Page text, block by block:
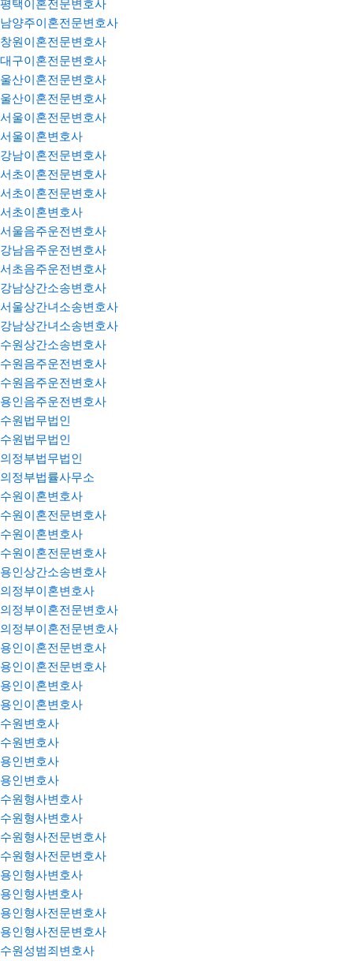
평택이혼전문변호사
남양주이혼전문변호사
창원이혼전문변호사
대구이혼전문변호사
울산이혼전문변호사
울산이혼전문변호사
서울이혼전문변호사
서울이혼변호사
강남이혼전문변호사
서초이혼전문변호사
서초이혼전문변호사
서초이혼변호사
서울음주운전변호사
강남음주운전변호사
서초음주운전변호사
강남상간소송변호사
서울상간녀소송변호사
강남상간녀소송변호사
수원상간소송변호사
수원음주운전변호사
수원음주운전변호사
용인음주운전변호사
수원법무법인
수원법무법인
의정부법무법인
의정부법률사무소
수원이혼변호사
수원이혼전문변호사
수원이혼변호사
수원이혼전문변호사
용인상간소송변호사
의정부이혼변호사
의정부이혼전문변호사
의정부이혼전문변호사
용인이혼전문변호사
용인이혼전문변호사
용인이혼변호사
용인이혼변호사
수원변호사
수원변호사
용인변호사
용인변호사
수원형사변호사
수원형사변호사
수원형사전문변호사
수원형사전문변호사
용인형사변호사
용인형사변호사
용인형사전문변호사
용인형사전문변호사
수원성범죄변호사